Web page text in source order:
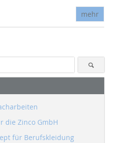
mehr
die Zinco GmbH
für Berufskleidung